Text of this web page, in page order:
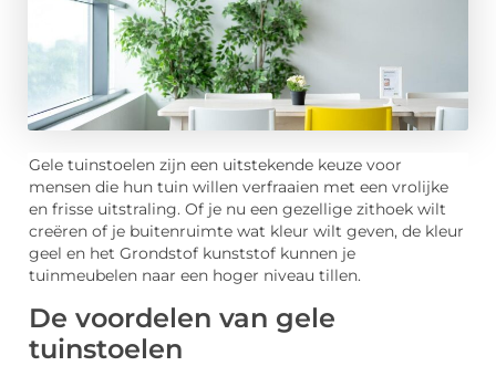
Gele tuinstoelen zijn een uitstekende keuze voor
mensen die hun tuin willen verfraaien met een vrolijke
en frisse uitstraling. Of je nu een gezellige zithoek wilt
creëren of je buitenruimte wat kleur wilt geven, de kleur
geel en het Grondstof kunststof kunnen je
tuinmeubelen naar een hoger niveau tillen.
De voordelen van gele
tuinstoelen